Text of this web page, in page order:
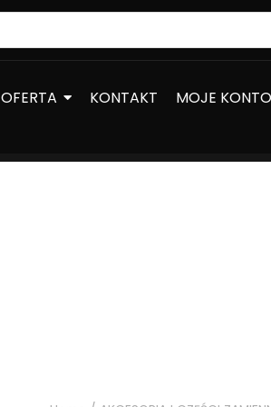
OFERTA KONTAKT MOJE KONTO